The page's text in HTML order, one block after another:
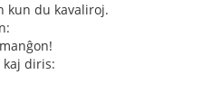
kun du kavaliroj.
kaj diris: